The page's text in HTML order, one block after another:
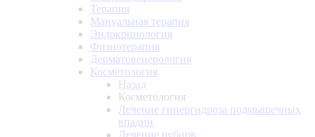
Терапия
Мануальная терапия
Эндокринология
Физиотерапия
Дерматовенерология
Косметология
Назад
Косметология
Лечение гипергидроза подмышечных
впадин
Лечение рубцов